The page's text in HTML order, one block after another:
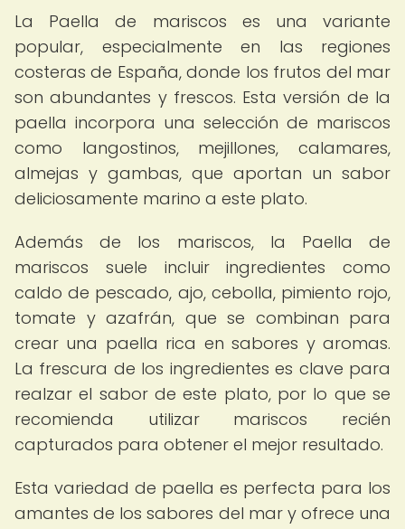
La Paella de mariscos es una variante
popular, especialmente en las regiones
costeras de España, donde los frutos del mar
son abundantes y frescos. Esta versión de la
paella incorpora una selección de mariscos
como langostinos, mejillones, calamares,
almejas y gambas, que aportan un sabor
deliciosamente marino a este plato.
Además de los mariscos, la Paella de
mariscos suele incluir ingredientes como
caldo de pescado, ajo, cebolla, pimiento rojo,
tomate y azafrán, que se combinan para
crear una paella rica en sabores y aromas.
La frescura de los ingredientes es clave para
realzar el sabor de este plato, por lo que se
recomienda utilizar mariscos recién
capturados para obtener el mejor resultado.
Esta variedad de paella es perfecta para los
amantes de los sabores del mar y ofrece una